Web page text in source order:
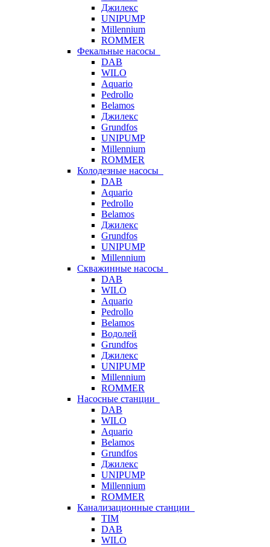
Джилекс
UNIPUMP
Millennium
ROMMER
Фекальные насосы
DAB
WILO
Aquario
Pedrollo
Belamos
Джилекс
Grundfos
UNIPUMP
Millennium
ROMMER
Колодезные насосы
DAB
Aquario
Pedrollo
Belamos
Джилекс
Grundfos
UNIPUMP
Millennium
Скважинные насосы
DAB
WILO
Aquario
Pedrollo
Belamos
Водолей
Grundfos
Джилекс
UNIPUMP
Millennium
ROMMER
Насосные станции
DAB
WILO
Aquario
Belamos
Grundfos
Джилекс
UNIPUMP
Millennium
ROMMER
Канализационные станции
TIM
DAB
WILO